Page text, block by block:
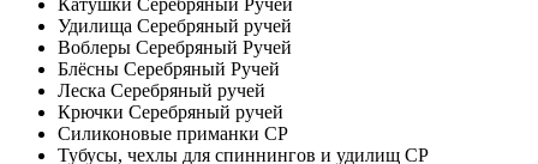
Катушки Серебряный Ручей
Удилища Серебряный ручей
Воблеры Серебряный Ручей
Блёсны Серебряный Ручей
Леска Серебряный ручей
Крючки Серебряный ручей
Силиконовые приманки СР
Тубусы, чехлы для спиннингов и удилищ СР